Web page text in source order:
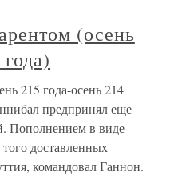
(осень
215 года-осень 214
предпринял еще
Пополнением в виде
доставленных
командовал Ганнон.